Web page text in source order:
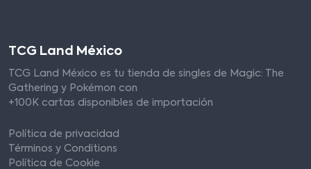
TCG Land México
TCG Land México es tu tienda de singles de Magic: The
Gathering y Pokémon con
+100K cartas disponibles de importación
Política de privacidad
Términos y Conditions
Política de Cookie